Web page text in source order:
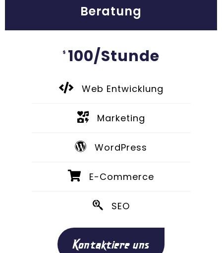
Beratung
$ 100/Stunde
Web Entwicklung
Marketing
WordPress
E-Commerce
SEO
Kontaktiere uns